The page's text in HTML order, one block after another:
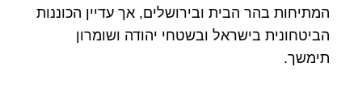
המתיחות בהר הבית ובירושלים, אך עדיין הכוננות
הביטחונית בישראל ובשטחי יהודה ושומרון
תימשך.